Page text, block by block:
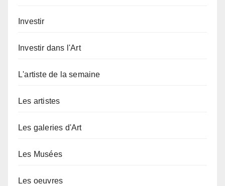
Investir
Investir dans l'Art
L'artiste de la semaine
Les artistes
Les galeries d'Art
Les Musées
Les oeuvres